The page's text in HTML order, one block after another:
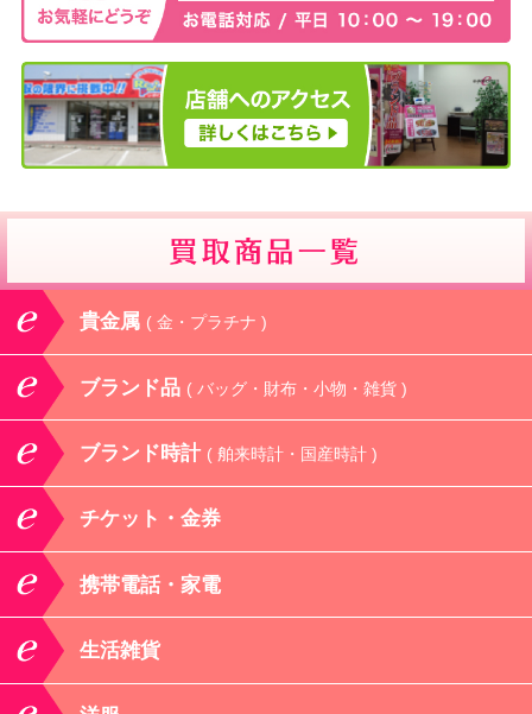
貴金属 ( 金・プラチナ )
ブランド品 ( バッグ・財布・小物・雑貨 )
ブランド時計 ( 舶来時計・国産時計 )
チケット・金券
携帯電話・家電
生活雑貨